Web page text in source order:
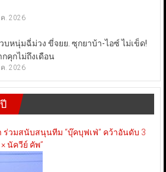
. 2026
บหนุ่มฉี่ม่วง ขี่จยย. ซุกยาบ้า-ไอซ์ ไม่เข็ด!
กคุกไม่ถึงเดือน
. 2026
ร่วมสนับสนุนทีม “บุ๊คบุฟเฟ่” คว้าอันดับ 3
นัควีย์ คัพ”